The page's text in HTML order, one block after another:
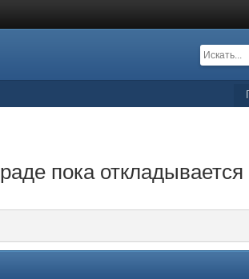
пока откладывается